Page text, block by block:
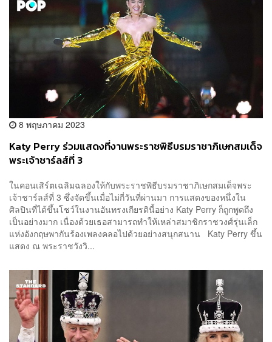
8 พฤษภาคม 2023
Katy Perry ร่วมแสดงที่งานพระราชพิธีบรมราชาภิเษกสมเด็จ
พระเจ้าชาร์ลส์ที่ 3
ในคอนเสิร์ตเฉลิมฉลองให้กับพระราชพิธีบรมราชาภิเษกสมเด็จพระ
เจ้าชาร์ลส์ที่ 3 ซึ่งจัดขึ้นเมื่อไม่กี่วันที่ผ่านมา การแสดงของหนึ่งใน
ศิลปินที่ได้ขึ้นโชว์ในงานอันทรงเกียรตินี้อย่าง Katy Perry ก็ถูกพูดถึง
เป็นอย่างมาก เนื่องด้วยเธอสามารถทำให้เหล่าสมาชิกราชวงศ์รุ่นเล็ก
แห่งอังกฤษพากันร้องเพลงคลอไปด้วยอย่างสนุกสนาน Katy Perry ขึ้น
แสดง ณ พระราชวังวิ...